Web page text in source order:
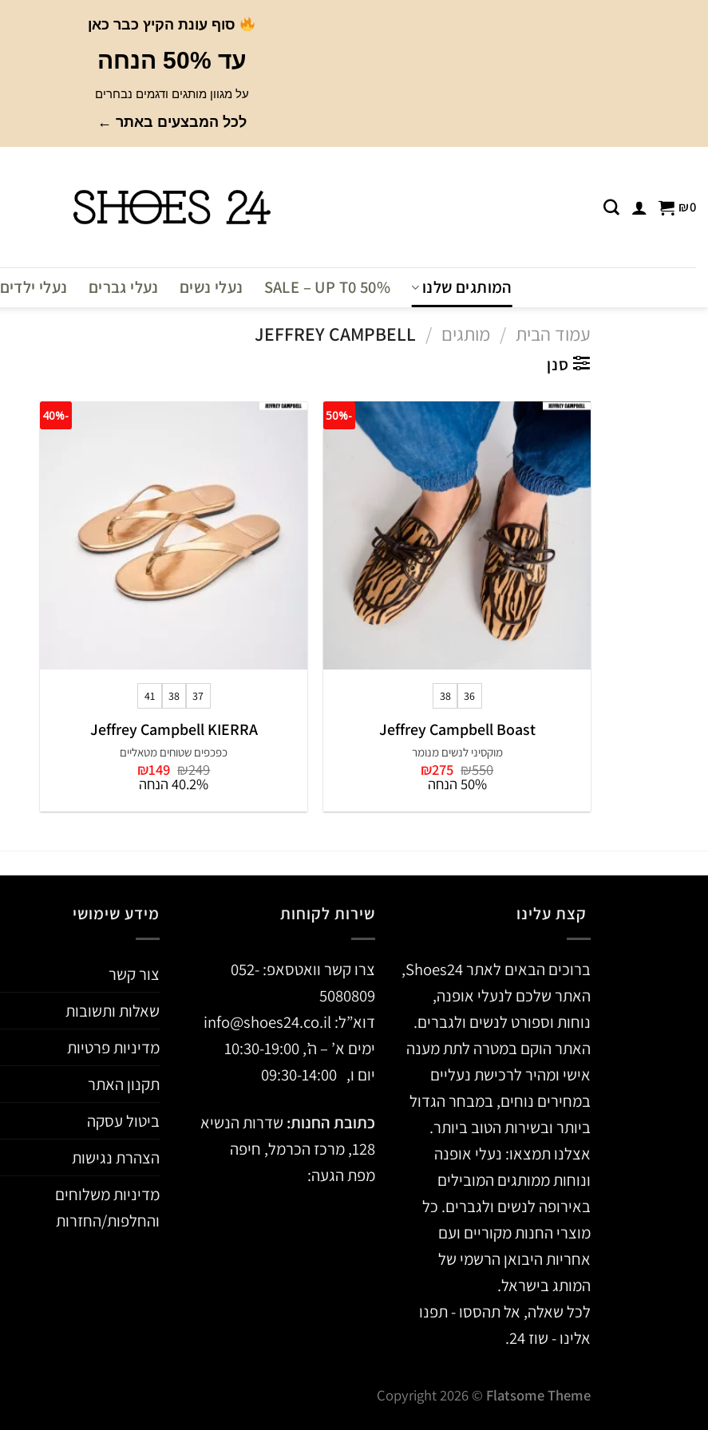
סוף עונת הקיץ כבר כאן
עד 50% הנחה
על מגוון מותגים ודגמים נבחרים
לכל המבצעים באתר ←
₪0
המותגים שלנו SALE – UP T0 50% נעלי נשים נעלי גברים נעלי ילדים
עמוד הבית / מותגים /
סנן
-50%
36
38
Jeffrey Campbell Boast
מוקסיני לנשים מנומר
₪550 המחיר
המקורי
₪550.
₪275
₪275.
50% הנחה
-40%
37
38
41
Jeffrey Campbell KIERRA
כפכפים שטוחים מטאליים
₪249 המחיר
המקורי
₪249.
₪149
₪149.
40.2% הנחה
קצת עלינו
ברוכים הבאים לאתר Shoes24,
האתר שלכם לנעלי אופנה,
נוחות וספורט לנשים ולגברים.
האתר הוקם במטרה לתת מענה
אישי ומהיר לרכישת נעליים
במחירים נוחים, במבחר הגדול
ביותר ובשירות הטוב ביותר.
אצלנו תמצאו: נעלי אופנה
ונוחות ממותגים המובילים
באירופה לנשים ולגברים. כל
מוצרי החנות מקוריים ועם
אחריות היבואן הרשמי של
המותג בישראל.
לכל שאלה, אל תהססו - תפנו
אלינו - שוז 24.
שירות לקוחות
צרו קשר וואטסאפ:052-
5080809
דוא”ל:
ימים א’ – ה’, 10:30-19:00
יום ו, 09:30-14:00
כתובת החנות: שדרות הנשיא
128, מרכז הכרמל, חיפה
מפת הגעה:
מידע שימושי
צור קשר
שאלות ותשובות
מדיניות פרטיות
תקנון האתר
ביטול עסקה
הצהרת נגישות
מדיניות משלוחים
והחלפות/החזרות
Copyright 2026 © Flatsome Theme